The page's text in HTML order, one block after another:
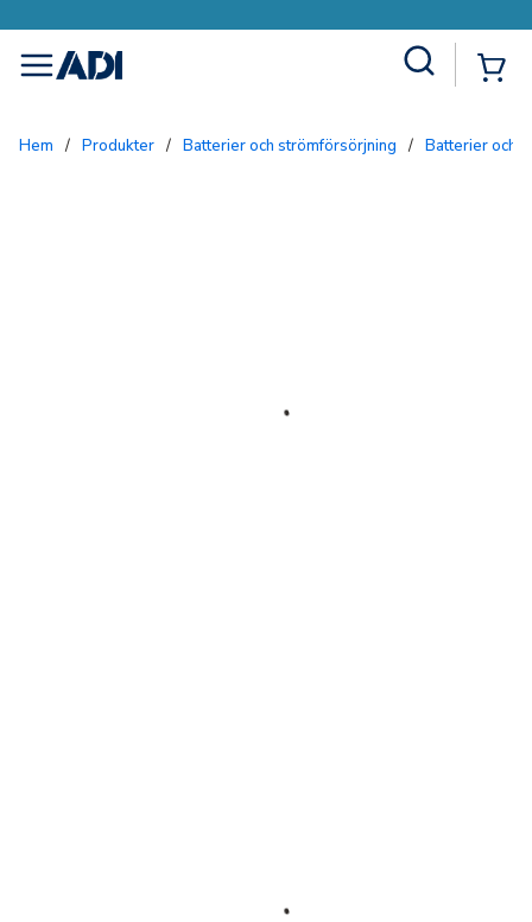
menu
Hem / Produkter / Batterier och strömförsörjning / Batterier och